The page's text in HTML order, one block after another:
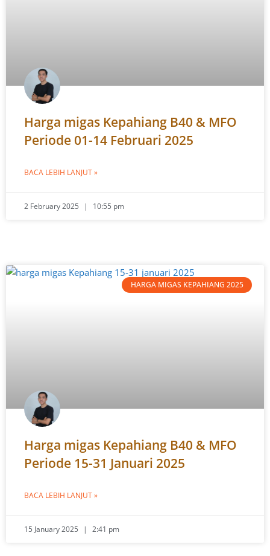
Harga migas Kepahiang B40 & MFO
Periode 01-14 Februari 2025
BACA LEBIH LANJUT »
2 February 2025 10:55 pm
HARGA MIGAS KEPAHIANG 2025
Harga migas Kepahiang B40 & MFO
Periode 15-31 Januari 2025
BACA LEBIH LANJUT »
15 January 2025 2:41 pm